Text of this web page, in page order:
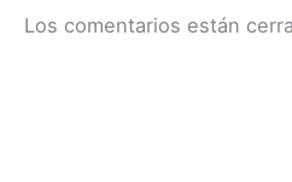
Los comentarios están